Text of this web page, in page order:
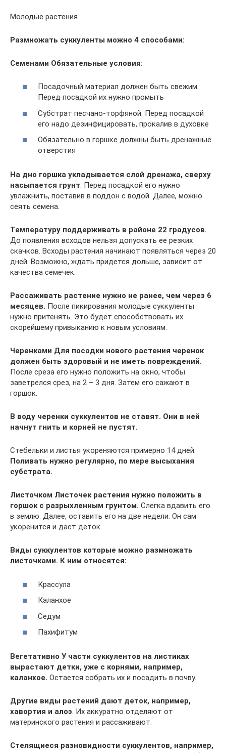
Молодые растения
Размножать суккуленты можно 4 способами:
Семенами Обязательные условия:
Посадочный материал должен быть свежим.
Перед посадкой их нужно промыть
Субстрат песчано-торфяной. Перед посадкой
его надо дезинфицировать, прокалив в духовке
Обязательно в горшке должны быть дренажные
отверстия
На дно горшка укладывается слой дренажа, сверху
насыпается грунт. Перед посадкой его нужно
увлажнить, поставив в поддон с водой. Далее, можно
сеять семена.
Температуру поддерживать в районе 22 градусов.
До появления всходов нельзя допускать ее резких
скачков. Всходы растения начинают появляться через 20
дней. Возможно, ждать придется дольше, зависит от
качества семечек.
Рассаживать растение нужно не ранее, чем через 6
месяцев. После пикирования молодые суккуленты
нужно притенять. Это будет способствовать их
скорейшему привыканию к новым условиям.
Черенками Для посадки нового растения черенок
должен быть здоровый и не иметь повреждений.
После среза его нужно положить на окно, чтобы
заветрелся срез, на 2 – 3 дня. Затем его сажают в
горшок.
В воду черенки суккулентов не ставят. Они в ней
начнут гнить и корней не пустят.
Стебельки и листья укореняются примерно 14 дней.
Поливать нужно регулярно, по мере высыхания
субстрата.
Листочком Листочек растения нужно положить в
горшок с разрыхленным грунтом. Слегка вдавить его
в землю. Далее, оставить его на две недели. Он сам
укоренится и даст деток.
Виды суккулентов которые можно размножать
листочками. К ним относятся:
Крассула
Каланхое
Седум
Пахифитум
Вегетативно У части суккулентов на листиках
вырастают детки, уже с корнями, например,
каланхое. Остается собрать их и посадить в почву.
Другие виды растений дают деток, например,
хавортия и алоэ. Их аккуратно отделяют от
материнского растения и рассаживают.
Стелящиеся разновидности суккулентов, например,